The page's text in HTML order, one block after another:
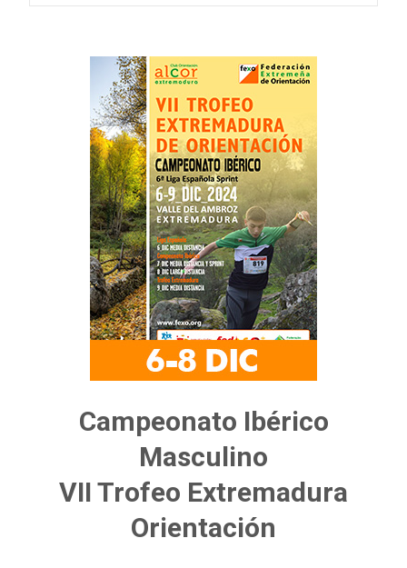
Campeonato Ibérico
Masculino
VII Trofeo Extremadura
Orientación